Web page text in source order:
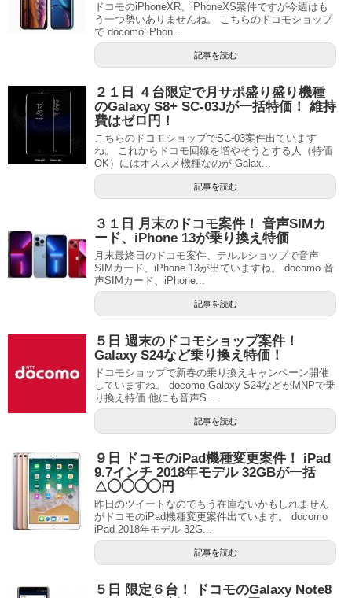
ドコモのiPhoneXR、iPhoneXS案件ですが今週はも
う一つ勢いありませんね。 こちらのドコモショップ
で docomo iPhon...
記事を読む
２１日 ４台限定で月サポ盛り盛り機種
のGalaxy S8+ SC-03Jが一括特価！ 維持
費はゼロ円！
こちらのドコモショップでSC-03案件出ています
ね。 これからドコモ回線を増やそうとする人（特価
OK）にはオススメ機種なのが Galax...
記事を読む
３１日 月末のドコモ案件！ 音声SIMカ
ード、iPhone 13が乗り換え特価
月末最終日のドコモ案件、テルルショップで音声
SIMカード、iPhone 13が出ていますね。 docomo 音
声SIMカード、iPhone...
記事を読む
５日 週末のドコモショップ案件！
Galaxy S24など乗り換え特価！
ドコモショップで新春の乗り換えキャンペーン開催
していますね。 docomo Galaxy S24などがMNPで乗
り換え特価 他にも音声S...
記事を読む
９日 ドコモのiPad機種変更案件！ iPad
9.7インチ 2018年モデル 32GBが一括
△◯◯◯◯円
昨日のツイートなのでもう在庫ないかもしれません
がドコモのiPad機種変更案件出ています。 docomo
iPad 2018年モデル 32G...
記事を読む
５日 限定６台！ ドコモのGalaxy Note8